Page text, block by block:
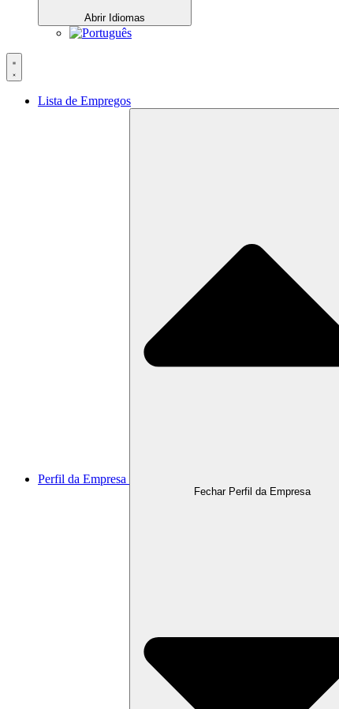
Abrir Idiomas
Lista de Empregos
Perfil da Empresa
Fechar Perfil da Empresa